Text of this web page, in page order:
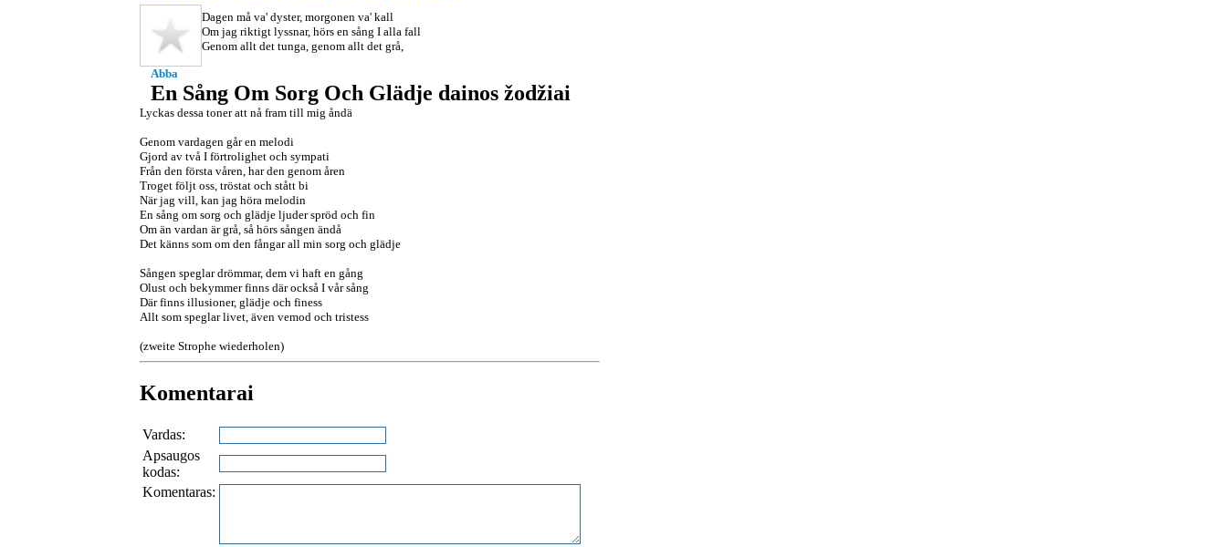
Abba
En Sång Om Sorg Och Glädje dainos žodžiai
Dagen må va' dyster, morgonen va' kall
Om jag riktigt lyssnar, hörs en sång I alla fall
Genom allt det tunga, genom allt det grå,
Lyckas dessa toner att nå fram till mig åndä
Genom vardagen går en melodi
Gjord av två I förtrolighet och sympati
Från den första våren, har den genom åren
Troget följt oss, tröstat och stått bi
När jag vill, kan jag höra melodin
En sång om sorg och glädje ljuder spröd och fin
Om än vardan är grå, så hörs sången ändå
Det känns som om den fångar all min sorg och glädje
Sången speglar drömmar, dem vi haft en gång
Olust och bekymmer finns där också I vår sång
Där finns illusioner, glädje och finess
Allt som speglar livet, även vemod och tristess
(zweite Strophe wiederholen)
Komentarai
Vardas:
Apsaugos
kodas:
Komentaras: